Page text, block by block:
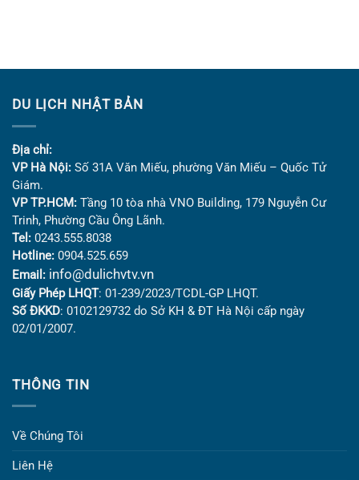
DU LỊCH NHẬT BẢN
Địa chỉ:
VP Hà Nội: Số 31A Văn Miếu, phường Văn Miếu – Quốc Tử
Giám.
VP TP.HCM: Tầng 10 tòa nhà VNO Building, 179 Nguyễn Cư
Trinh, Phường Cầu Ông Lãnh.
Tel: 0243.555.8038
Hotline: 0904.525.659
Email: info@dulichvtv.vn
Giấy Phép LHQT: 01-239/2023/TCDL-GP LHQT.
Số ĐKKD: 0102129732 do Sở KH & ĐT Hà Nội cấp ngày
02/01/2007.
THÔNG TIN
Về Chúng Tôi
Liên Hệ